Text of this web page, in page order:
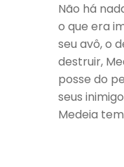
Não há
o que era
seu avô, o
destruir,
posse do
seus
Medeia